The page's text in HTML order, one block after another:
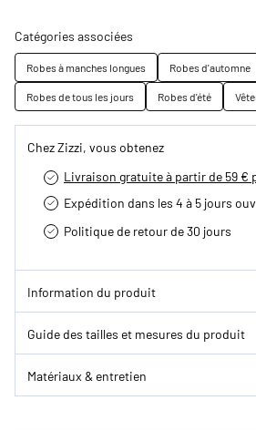
Catégories associées
Robes à manches longues Robes d'automne
Robes de tous les jours
Robes d'été
Chez Zizzi, vous obtenez
Livraison gratuite à partir de 59 €
Expédition dans les 4 à 5 jours
Politique de retour de 30 jours
Information du produit
Guide des tailles et mesures du produit
Matériaux & entretien